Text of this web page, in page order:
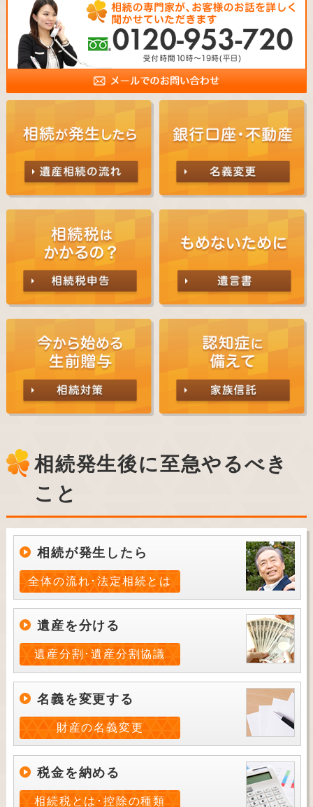
相続発生後に至急やるべき
こと
相続が発生したら
全体の流れ･法定相続とは
遺産を分ける
遺産分割･遺産分割協議
名義を変更する
財産の名義変更
税金を納める
相続税とは･控除の種類